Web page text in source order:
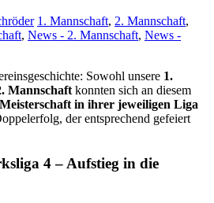
1. Mannschaft, 2. Mannschaft,
, News - 2. Mannschaft, News -
Sowohl unsere 1.
Mannschaftkonnten sich an diesem
Meisterschaft in ihrer jeweiligen Liga
der entsprechend gefeiert
4 – Aufstieg in die